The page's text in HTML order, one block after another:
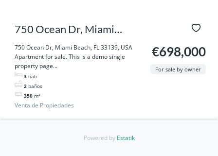
750 Ocean Dr, Miami
Beach, FL 33139, USA
750 Ocean Dr, Miami Beach, FL 33139, USA
Apartment for sale. This is a demo single
property page...
3 hab
2 baños
350 m²
€698,000
For sale by owner
Venta de Propiedades
Powered by Estatik